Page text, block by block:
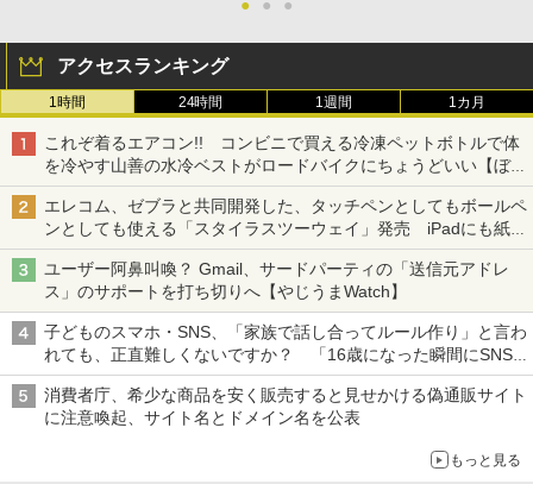
● ● ●
アクセスランキング
1時間 24時間 1週間 1カ月
これぞ着るエアコン!! コンビニで買える冷凍ペットボトルで体
を冷やす山善の水冷ベストがロードバイクにちょうどいい【ぼっ
ち・ざ・ろーど！その14】【空いた時間でなにしてる？】
エレコム、ゼブラと共同開発した、タッチペンとしてもボールペ
ンとしても使える「スタイラスツーウェイ」発売 iPadにも紙に
も、持ち替えずに書き込める
ユーザー阿鼻叫喚？ Gmail、サードパーティの「送信元アドレ
ス」のサポートを打ち切りへ【やじうまWatch】
子どものスマホ・SNS、「家族で話し合ってルール作り」と言わ
れても、正直難しくないですか？ 「16歳になった瞬間にSNS
デビューする方が怖い」という上沼紫野弁護士にヒントを聞く
消費者庁、希少な商品を安く販売すると見せかける偽通販サイト
に注意喚起、サイト名とドメイン名を公表
もっと見る